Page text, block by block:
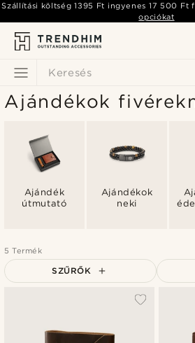
Keresés
Szállítási költség1395 Ft ingyenes 17 500 Ft
opciókat
Ajándékok
Ajándék
útmutató
Ajándékok
neki
5 Termék
SZŰRŐK